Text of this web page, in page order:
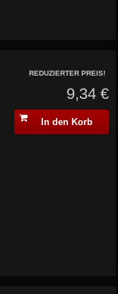
REDUZIERTER PREIS!
9,34 €
In den Korb